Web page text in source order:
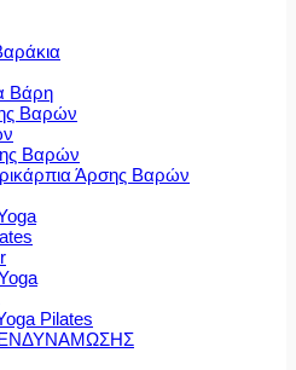
Βάρη
Βαρών
Βαρών
Άρσης Βαρών
Pilates